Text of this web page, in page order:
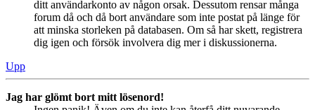
ditt användarkonto av någon orsak. Dessutom rensar många
forum då och då bort användare som inte postat på länge för
att minska storleken på databasen. Om så har skett, registrera
dig igen och försök involvera dig mer i diskussionerna.
Upp
Jag har glömt bort mitt lösenord!